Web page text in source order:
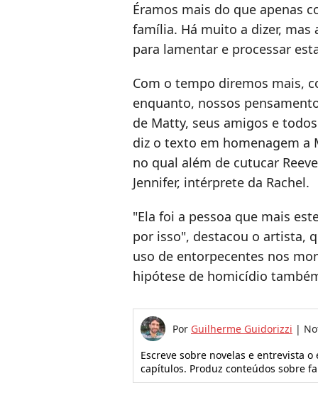
Éramos mais do que apenas
família. Há muito a dizer,
para lamentar e processar
Com o tempo diremos mais,
enquanto, nossos
de Matty, seus amigos e
diz o texto em homenagem
no qual além de cutucar
Jennifer, intérprete da Rachel.
"Ela foi a pessoa que mais
por isso", destacou o artista,
uso de entorpecentes nos
hipótese de homicídio
Por Guilherme Guidorizzi |
Escreve sobre novelas e entrevista
capítulos. Produz conteúdos sobre